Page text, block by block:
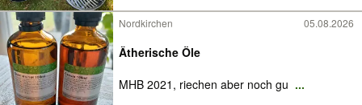
Nordkirchen 05.08.2026
Ätherische Öle
MHB 2021, riechen aber noch gu ...